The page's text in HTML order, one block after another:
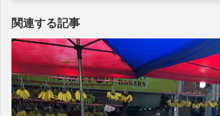
関連する記事